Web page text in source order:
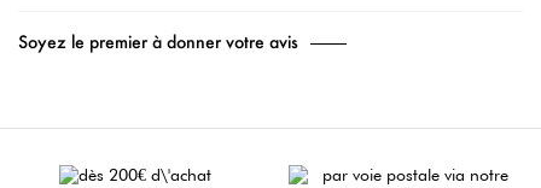
Soyez le premier à donner votre avis